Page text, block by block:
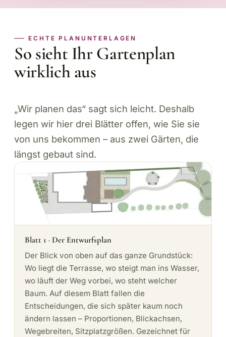
ECHTE PLANUNTERLAGEN
So sieht Ihr Gartenplan
wirklich aus
„Wir planen das“ sagt sich leicht. Deshalb
legen wir hier drei Blätter offen, wie Sie sie
von uns bekommen – aus zwei Gärten, die
längst gebaut sind.
Blatt 1 · Der Entwurfsplan
Der Blick von oben auf das ganze Grundstück:
Wo liegt die Terrasse, wo steigt man ins Wasser,
wo läuft der Weg vorbei, wo steht welcher
Baum. Auf diesem Blatt fallen die
Entscheidungen, die sich später kaum noch
ändern lassen – Proportionen, Blickachsen,
Wegebreiten, Sitzplatzgrößen. Gezeichnet für